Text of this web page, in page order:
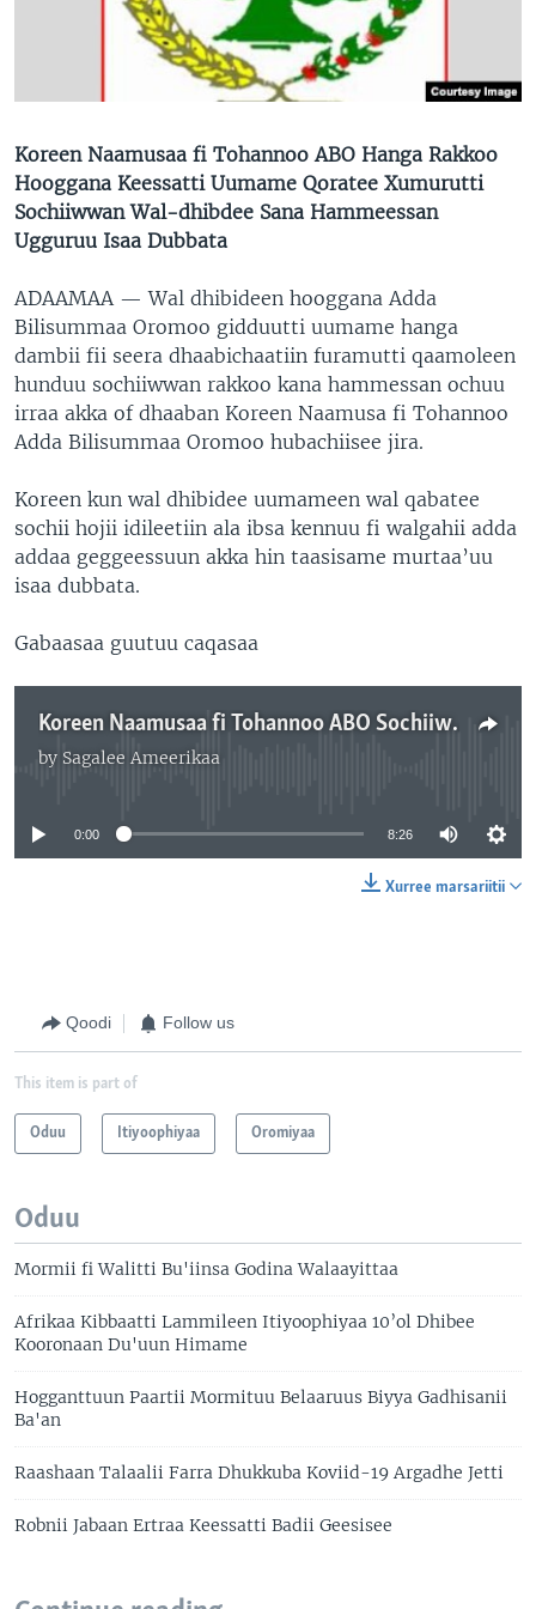
Koreen Naamusaa fi Tohannoo ABO Hanga Rakkoo
Hooggana Keessatti Uumame Qoratee Xumurutti
Sochiiwwan Wal-dhibdee Sana Hammeessan
Ugguruu Isaa Dubbata
ADAAMAA —Wal dhibideen hooggana Adda
Bilisummaa Oromoo gidduutti uumame hanga
dambii fii seera dhaabichaatiin furamutti qaamoleen
hunduu sochiiwwan rakkoo kana hammessan ochuu
irraa akka of dhaaban Koreen Naamusa fi Tohannoo
Adda Bilisummaa Oromoo hubachiisee jira.
Koreen kun wal dhibidee uumameen wal qabatee
sochii hojii idileetiin ala ibsa kennuu fi walgahii adda
addaa geggeessuun akka hin taasisame murtaa’uu
isaa dubbata.
Gabaasaa guutuu caqasaa
Koreen Naamusaa fi Tohannoo ABO Sochiiwwan Wal-dhibdee Hammeessan Ugguruu Dubbata
by Sagalee Ameerikaa
No media source currently available
0:00 8:26
Xurree marsariitii
Qoodi Follow us
This item is part of
Oduu Itiyoophiyaa Oromiyaa
Oduu
Mormii fi Walitti Bu'iinsa Godina Walaayittaa
Afrikaa Kibbaatti Lammileen Itiyoophiyaa 10’ol Dhibee
Kooronaan Du'uun Himame
Hogganttuun Paartii Mormituu Belaaruus Biyya Gadhisanii
Ba'an
Raashaan Talaalii Farra Dhukkuba Koviid-19 Argadhe Jetti
Robnii Jabaan Ertraa Keessatti Badii Geesisee